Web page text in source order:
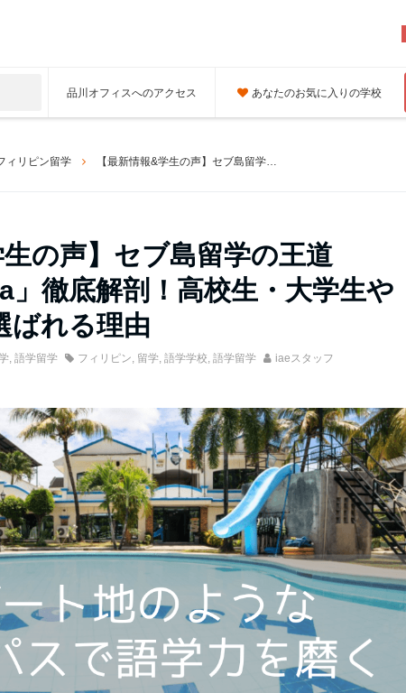
品川オフィスへのアクセス あなたのお気に入りの学校
ィリピン留学 【最新情報&学生の声】セブ島留学の王道「English Fella」徹底解剖！高校生・大学生や若手社会人に選ばれる理由
生の声】セブ島留学の王道
」徹底解剖！高校生・大学生や
ばれる理由
, 語学留学 フィリピン, 留学, 語学学校, 語学留学 iaeスタッフ